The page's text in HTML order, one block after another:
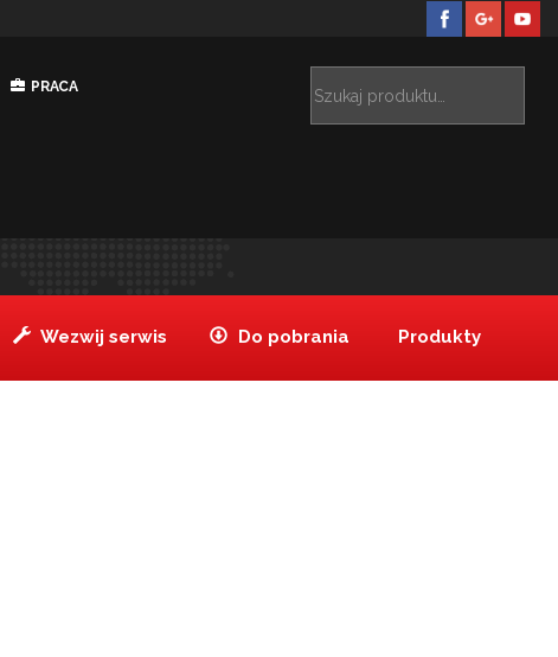
PRACA
Wezwij serwis Do pobrania Produkty